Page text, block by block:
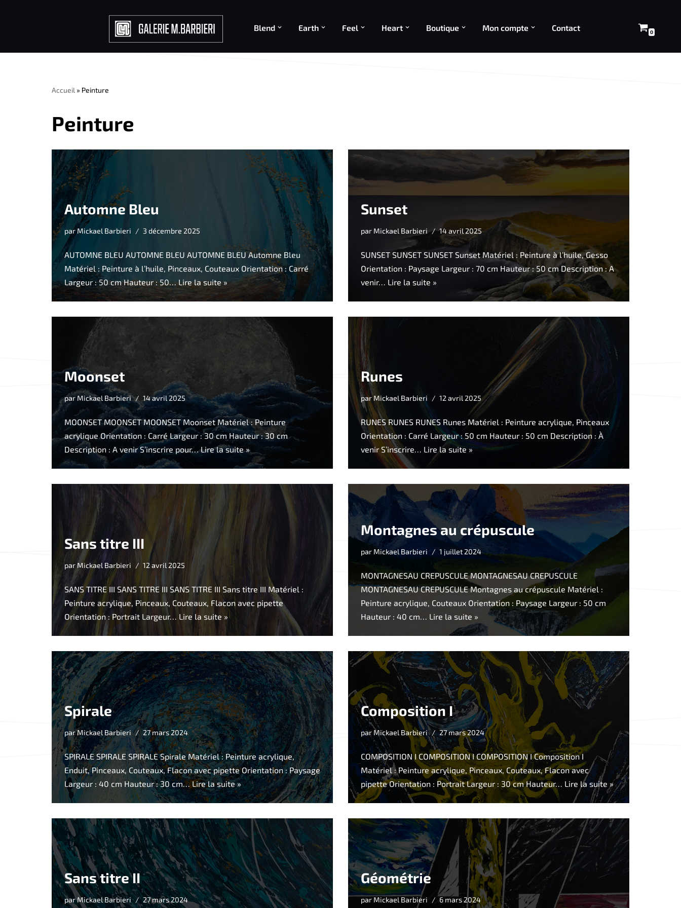
contenu
Blend Earth Feel Heart Boutique Mon compte Contact 0
Accueil » Peinture
Peinture
Automne Bleu
parMickael Barbieri 3 décembre 2025
AUTOMNE BLEU AUTOMNE BLEU AUTOMNE BLEU Automne Bleu
Matériel : Peinture à l’huile, Pinceaux, Couteaux Orientation : Carré
Largeur : 50 cm Hauteur : 50…Lire la suite »
Sunset
par Mickael Barbieri 14 avril 2025
SUNSET SUNSET SUNSET Sunset Matériel : Peinture à l’huile, Gesso
Orientation : Paysage Largeur : 70 cm Hauteur : 50 cm Description : A
venir… Lire la suite »
Moonset
parMickael Barbieri 14 avril 2025
MOONSET MOONSET MOONSET Moonset Matériel : Peinture
acrylique Orientation : Carré Largeur : 30 cm Hauteur : 30 cm
Description : A venir S’inscrire pour…Lire la suite »
Runes
parMickael Barbieri 12 avril 2025
RUNES RUNES RUNES Runes Matériel : Peinture acrylique, Pinceaux
Orientation : Carré Largeur : 50 cm Hauteur : 50 cm Description : À
venir S’inscrire… Lire la suite »
Sans titre III
parMickael Barbieri 12 avril 2025
SANS TITRE III SANS TITRE III SANS TITRE III Sans titre III Matériel :
Peinture acrylique, Pinceaux, Couteaux, Flacon avec pipette
Orientation : Portrait Largeur… Lire la suite »
Montagnes au crépuscule
par Mickael Barbieri 1 juillet 2024
MONTAGNESAU CREPUSCULE MONTAGNESAU CREPUSCULE
MONTAGNESAU CREPUSCULE Montagnes au crépuscule Matériel :
Peinture acrylique, Couteaux Orientation : Paysage Largeur : 50 cm
Hauteur : 40 cm… Lire la suite »
Spirale
parMickael Barbieri 27 mars 2024
SPIRALE SPIRALE SPIRALE Spirale Matériel : Peinture acrylique,
Enduit, Pinceaux, Couteaux, Flacon avec pipette Orientation : Paysage
Largeur : 40 cm Hauteur : 30 cm…Lire la suite »
Composition I
par Mickael Barbieri 27 mars 2024
COMPOSITION I COMPOSITION I COMPOSITION I Composition I
Matériel : Peinture acrylique, Pinceaux, Couteaux, Flacon avec
pipette Orientation : Portrait Largeur : 30 cm Hauteur… Lire la suite »
Sans titre II
parMickael Barbieri 27 mars 2024
Géométrie
par Mickael Barbieri 6 mars 2024